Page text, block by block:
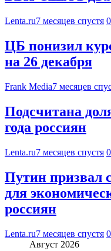
Lenta.ru7 месяцев спустя 0
ЦБ понизил
на 26 декабря
Frank Media7 месяцев
Подсчитана
года россиян
Lenta.ru7 месяцев спустя 0
Путин призвал
для
россиян
Lenta.ru7 месяцев спустя 0
Август 2026